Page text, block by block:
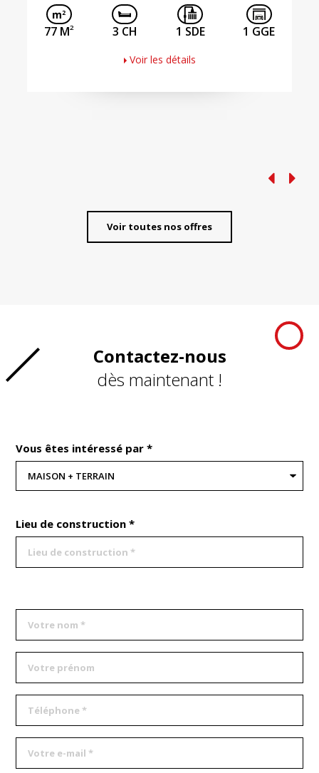
77 M2 3 CH 1 SDE 1 GGE
Voir les détails
Voir toutes nos offres
Contactez-nous
dès maintenant !
Vous êtes intéressé par *
Lieu de construction *